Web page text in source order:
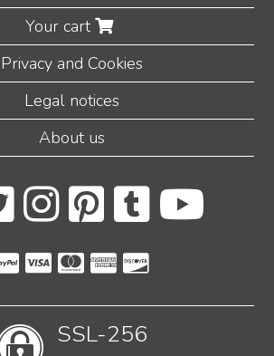
Your cart
Privacy and Cookies
Legal notices
About us
SSL-256